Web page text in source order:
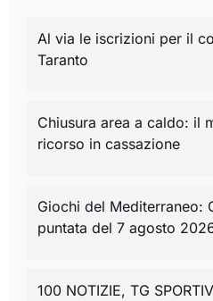
Al via le iscrizioni per il
Taranto
Chiusura area a caldo: il
ricorso in cassazione
Giochi del Mediterraneo:
puntata del 7 agosto
100 NOTIZIE, TG